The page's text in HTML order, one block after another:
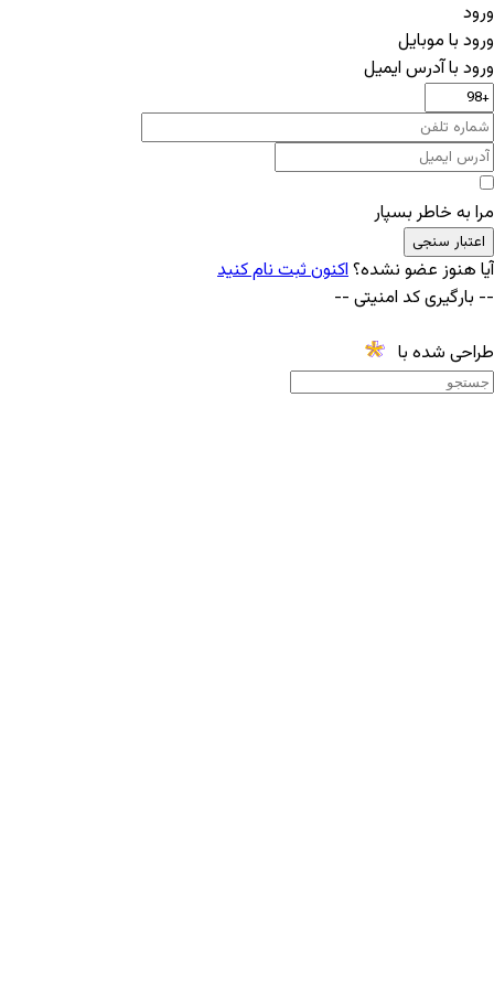
ورود
ورود با موبایل
ورود با ‫آدرس ایمیل
مرا به خاطر بسپار
اعتبار سنجی
آیا هنوز عضو نشده؟اکنون ثبت نام کنید
-- بارگیری کد امنیتی --
طراحی شده با